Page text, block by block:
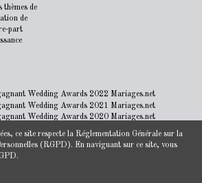
thèmes de
de
part
ce site respecte la Réglementation Générale sur la
(RGPD). En naviguant sur ce site, vous
.